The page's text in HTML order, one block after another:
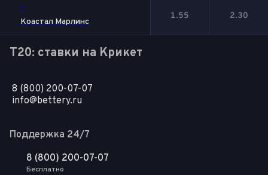
-
Коастал Марлинс
1.55 2.30
T20: ставки на Крикет
8 (800) 200-07-07
info@bettery.ru
Поддержка 24/7
8 (800) 200-07-07
Бесплатно